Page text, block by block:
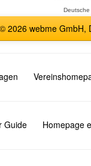
© 2026 webme GmbH,
Guide Homepage